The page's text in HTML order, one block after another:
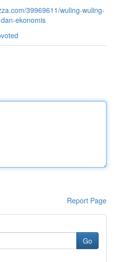
39969611/wuling-wuling-
ekonomis
Report Page
Go